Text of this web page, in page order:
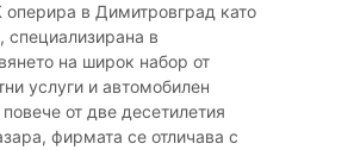
оперира в Димитровград като
специализирана в
на широк набор от
услуги и автомобилен
от две десетилетия
фирмата се отличава с